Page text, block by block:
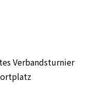
Verbandsturnier